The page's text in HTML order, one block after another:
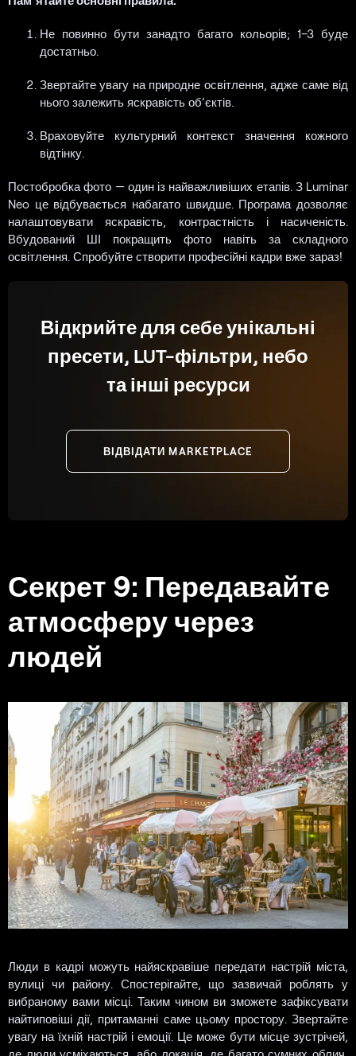
Не повинно бути занадто багато кольорів; 1–3 буде
достатньо.
Звертайте увагу на природне освітлення, адже саме від
нього залежить яскравість об’єктів.
Враховуйте культурний контекст значення кожного
відтінку.
Постобробка фото — один із найважливіших етапів. З Luminar
Neo це відбувається набагато швидше. Програма дозволяє
налаштовувати яскравість, контрастність і насиченість.
Вбудований ШІ покращить фото навіть за складного
освітлення. Спробуйте створити професійні кадри вже зараз!
Відкрийте для себе унікальні
пресети, LUT-фільтри, небо
та інші ресурси
ВІДВІДАТИ MARKETPLACE
Секрет 9: Передавайте
атмосферу через
людей
Люди в кадрі можуть найяскравіше передати настрій міста,
вулиці чи району. Спостерігайте, що зазвичай роблять у
вибраному вами місці. Таким чином ви зможете зафіксувати
найтиповіші дії, притаманні саме цьому простору. Звертайте
увагу на їхній настрій і емоції. Це може бути місце зустрічей,